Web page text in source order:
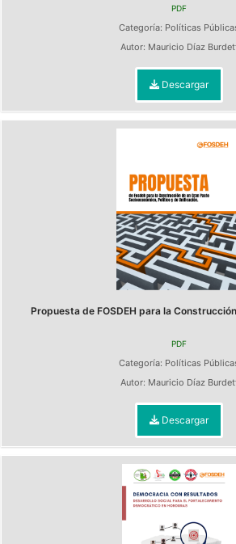
PDF
Categoría: Políticas
Autor: Mauricio Díaz
Descargar
Propuesta de FOSDEH para la
PDF
Categoría: Políticas
Autor: Mauricio Díaz
Descargar